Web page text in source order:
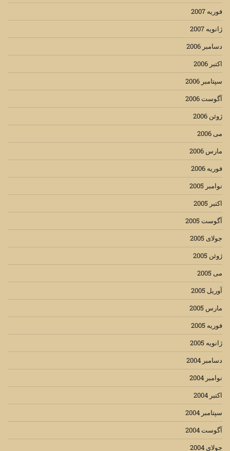
فوریه 2007
ژانویه 2007
دسامبر 2006
اکتبر 2006
سپتامبر 2006
آگوست 2006
ژوئن 2006
می 2006
مارس 2006
فوریه 2006
نوامبر 2005
اکتبر 2005
آگوست 2005
جولای 2005
ژوئن 2005
می 2005
آوریل 2005
مارس 2005
فوریه 2005
ژانویه 2005
دسامبر 2004
نوامبر 2004
اکتبر 2004
سپتامبر 2004
آگوست 2004
جولای 2004